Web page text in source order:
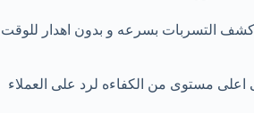
كشف التسربات بسرعه و بدون اهدار للوقت
مستوى من الكفاءه لرد على العملاء